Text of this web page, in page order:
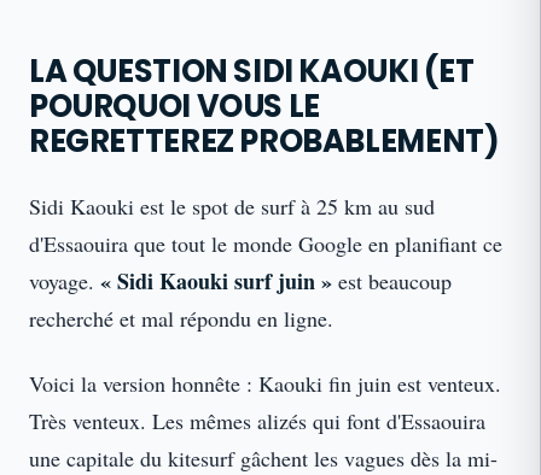
LA QUESTION SIDI KAOUKI (ET
POURQUOI VOUS LE
REGRETTEREZ PROBABLEMENT)
Sidi Kaouki est le spot de surf à 25 km au sud
d'Essaouira que tout le monde Google en planifiant ce
voyage. « Sidi Kaouki surf juin » est beaucoup
recherché et mal répondu en ligne.
Voici la version honnête : Kaouki fin juin est venteux.
Très venteux. Les mêmes alizés qui font d'Essaouira
une capitale du kitesurf gâchent les vagues dès la mi-